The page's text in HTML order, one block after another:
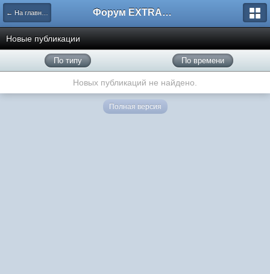
← На главную Форум EXTRACTOR.ru
Новые публикации
По типу По времени
Новых публикаций не найдено.
Полная версия